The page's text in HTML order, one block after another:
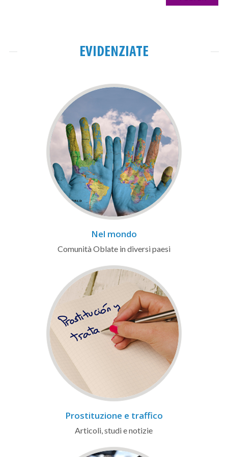
EVIDENZIATE
Nel mondo
Comunità Oblate in diversi paesi
Prostituzione e traffico
Articoli, studi e notizie